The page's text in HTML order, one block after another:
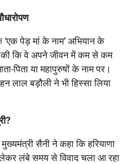
‘एक पेड़ मां के नाम’ अभियान के
की कि वे अपने जीवन में कम से कम
पिता या महापुरुषों के नाम पर।
लाल बड़ौली ने भी हिस्सा लिया
?
सैनी ने कहा कि हरियाणा
लंबे समय से विवाद चला आ रहा